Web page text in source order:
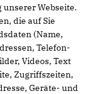
Webseite.
die auf Sie
(Name,
Telefon-
Videos, Text
Zugriffszeiten,
Geräte- und